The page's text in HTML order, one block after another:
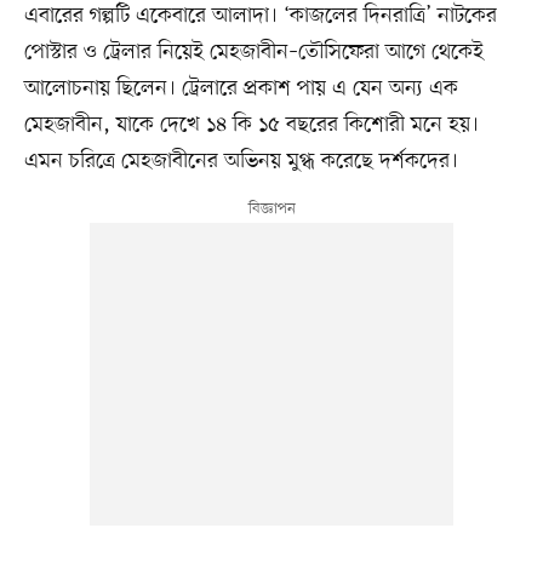
এবারের গল্পটি একেবারে আলাদা। ‘কাজলের দিনরাত্রি’ নাটকের
পোস্টার ও ট্রেলার নিয়েই মেহজাবীন–তৌসিফেরা আগে থেকেই
আলোচনায় ছিলেন। ট্রেলারে প্রকাশ পায় এ যেন অন্য এক
মেহজাবীন, যাকে দেখে ১৪ কি ১৫ বছরের কিশোরী মনে হয়।
এমন চরিত্রে মেহজাবীনের অভিনয় মুগ্ধ করেছে দর্শকদের।